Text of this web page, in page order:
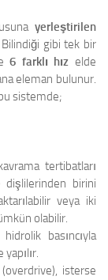
yerleştirilen
gibi tek bir
6 farklı hız elde
eleman bulunur.
sistemde;
tertibatları
birini
veya iki
olabilir.
basıncıyla
isterse